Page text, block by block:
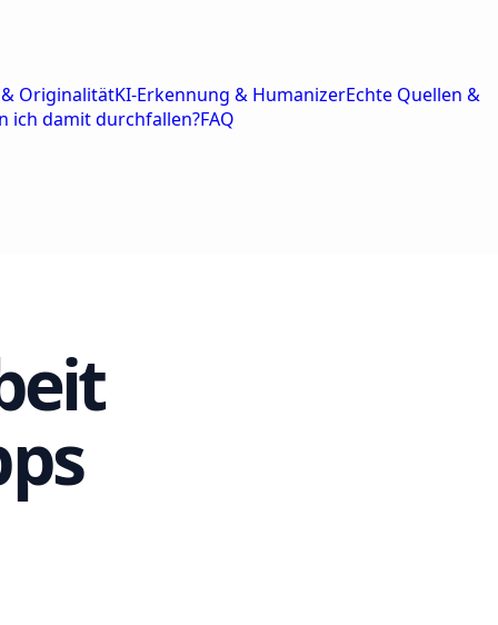
OriginalitätKI-Erkennung & HumanizerEchte Quellen &
ich damit durchfallen?FAQ